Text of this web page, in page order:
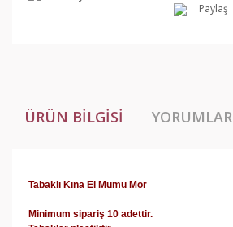
Paylaş
ÜRÜN BILGISI YORUMLAR
Tabaklı Kına El Mumu Mor
Minimum sipariş 10 adettir.